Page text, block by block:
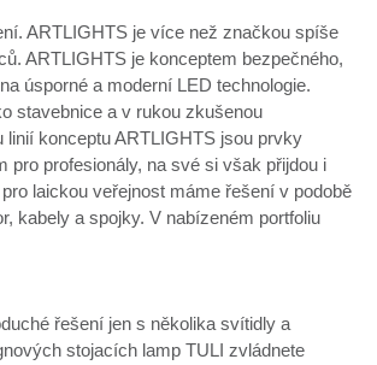
ARTLIGHTS je více než značkou spíše
ARTLIGHTS je konceptem bezpečného,
úsporné a moderní LED technologie.
stavebnice a v rukou zkušenou
konceptu ARTLIGHTS jsou prvky
profesionály, na své si však přijdou i
laickou veřejnost máme řešení v podobě
kabely a spojky. V nabízeném portfoliu
řešení jen s několika svítidly a
stojacích lamp TULI zvládnete